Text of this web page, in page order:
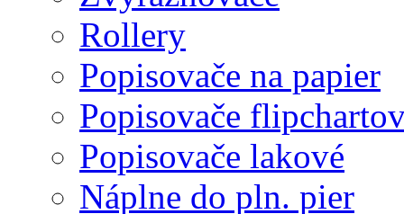
Rollery
Popisovače na papier
Popisovače
Popisovače lakové
Náplne do pln. pier